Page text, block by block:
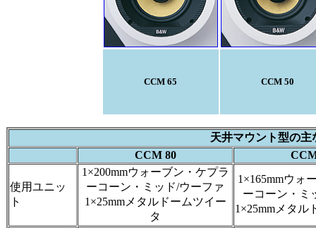
CCM 65 CCM 50
天井マウント型の主
CCM 80
使用ユニッ
ト
1×200mmウォーブン・ケプラ
ーコーン・ミッド/ウーファ
1×25mmメタルドームツイー
タ
1×165mmウォ
ーコーン・ミ
1×25mmメタル